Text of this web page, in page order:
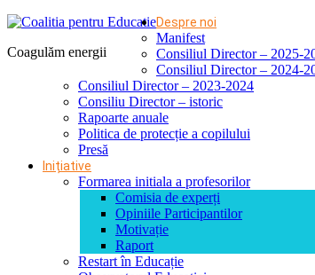
Coagulăm energii
Despre noi
Manifest
Consiliul Director – 2025-
Consiliul Director – 2024-
Consiliul Director – 2023-2024
Consiliu Director – istoric
Rapoarte anuale
Politica de protecție a copilului
Presă
Inițiative
Formarea initiala a profesorilor
Comisia de experți
Opiniile Participantilor
Motivație
Raport
Restart în Educație